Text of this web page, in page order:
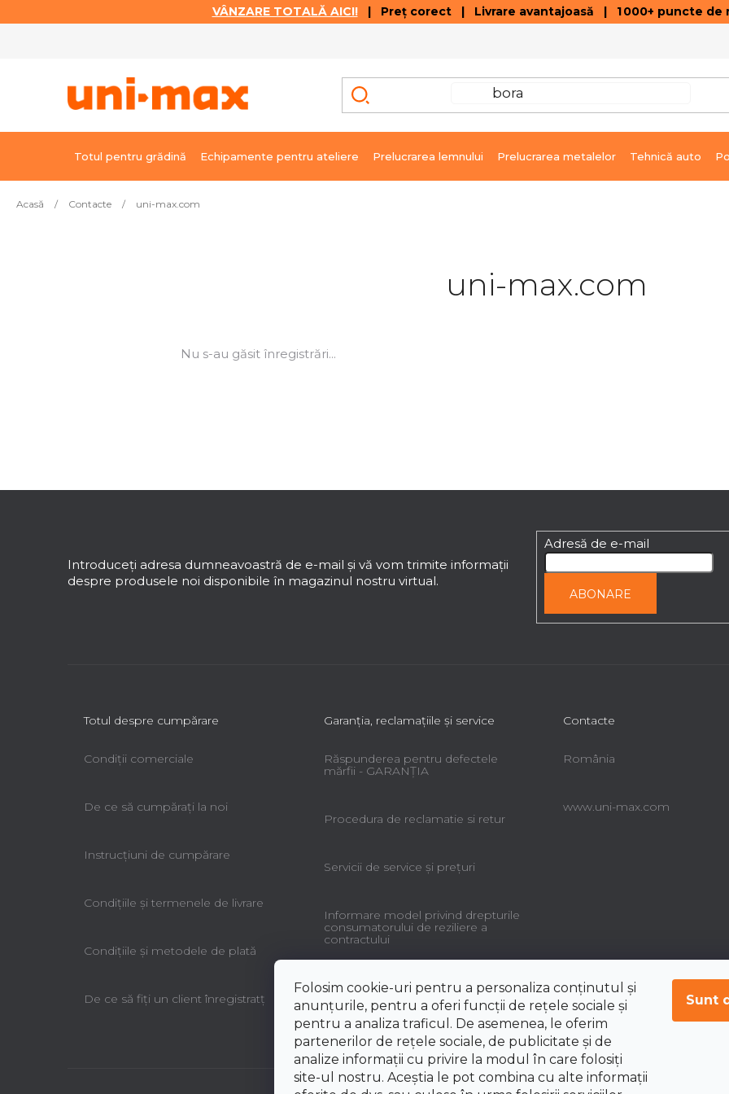
VÂNZARE TOTALĂ AICI!| Preț corect | Livrare avantajoasă | 1 000+ puncte de
Folosim cookie-uri pentru a personaliza conținutul și
anunțurile, pentru a oferi funcții de rețele sociale și
pentru a analiza traficul. De asemenea, le oferim
partenerilor de rețele sociale, de publicitate și de
analize informații cu privire la modul în care folosiți
site-ul nostru. Aceștia le pot combina cu alte informații
Sunt
Totul pentru grădină Echipamente pentru ateliere Prelucrarea lemnului Prelucrarea metalelor Tehnică auto
Acasă / Contacte / uni-max.com
uni-max.com
Nu s-au găsit înregistrări...
Introduceţi adresa dumneavoastră de e-mail şi vă vom trimite informaţii
despre produsele noi disponibile în magazinul nostru virtual.
Adresă de e-mail
ABONARE
Totul despre cumpărare
Condiții comerciale
De ce să cumpăraţi la noi
Instrucțiuni de cumpărare
Condiţiile şi termenele de livrare
Condiţiile şi metodele de plată
De ce să fiţi un client înregistratţ
Garanţia, reclamaţiile şi service
Răspunderea pentru defectele
mărfii - GARANŢIA
Procedura de reclamatie si retur
Servicii de service şi preţuri
Informare model privind drepturile
consumatorului de reziliere a
contractului
Contacte
România
www.uni-max.com